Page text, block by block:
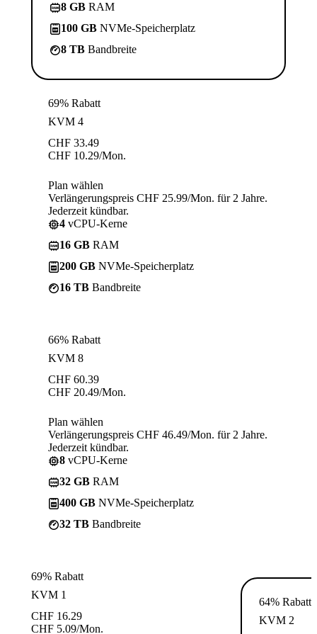
8 GB RAM
100 GB NVMe-Speicherplatz
8 TB Bandbreite
69% Rabatt
KVM 4
CHF 33.49
CHF 10.29/Mon.
Plan wählen
Verlängerungspreis CHF 25.99/Mon. für 2 Jahre.
Jederzeit kündbar.
4 vCPU-Kerne
16 GB RAM
200 GB NVMe-Speicherplatz
16 TB Bandbreite
66% Rabatt
KVM 8
CHF 60.39
CHF 20.49/Mon.
Plan wählen
Verlängerungspreis CHF 46.49/Mon. für 2 Jahre.
Jederzeit kündbar.
8 vCPU-Kerne
32 GB RAM
400 GB NVMe-Speicherplatz
32 TB Bandbreite
69% Rabatt
KVM 1
CHF 16.29
CHF 5.09/Mon.
64% Rabatt
KVM 2